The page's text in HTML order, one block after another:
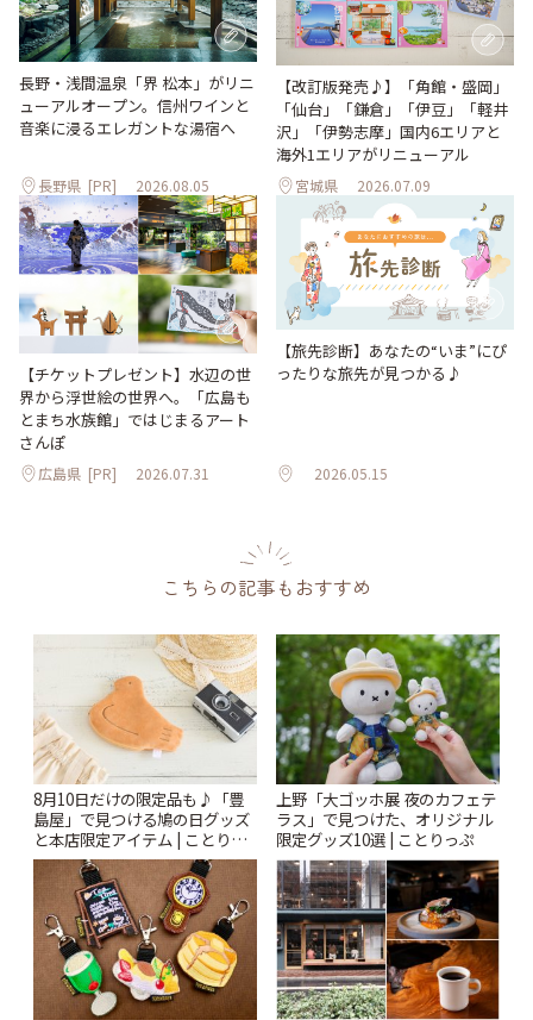
長野・浅間温泉「界 松本」がリニ
ューアルオープン。信州ワインと
音楽に浸るエレガントな湯宿へ
長野県 [PR] 2026.08.05
【改訂版発売♪】「角館・盛岡」
「仙台」「鎌倉」「伊豆」「軽井
沢」「伊勢志摩」国内6エリアと
海外1エリアがリニューアル
宮城県 2026.07.09
【チケットプレゼント】水辺の世
界から浮世絵の世界へ。「広島も
とまち水族館」ではじまるアート
さんぽ
広島県 [PR] 2026.07.31
【旅先診断】あなたの“いま”にぴ
ったりな旅先が見つかる♪
2026.05.15
こちらの記事もおすすめ
8月10日だけの限定品も♪「豊
島屋」で見つける鳩の日グッズ
と本店限定アイテム | ことりっ
ぷ
上野「大ゴッホ展 夜のカフェテ
ラス」で見つけた、オリジナル
限定グッズ10選 | ことりっぷ